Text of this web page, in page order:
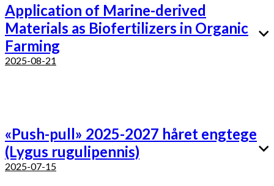
Application of Marine-derived
Materials as Biofertilizers in Organic
Farming
2025-08-21
«Push-pull» 2025-2027 håret engtege
(Lygus rugulipennis)
2025-07-15